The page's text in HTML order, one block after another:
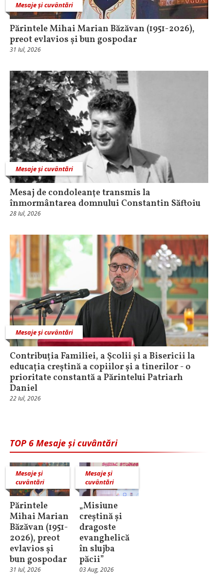
Mesaje și cuvântări
Părintele Mihai Marian Băzăvan (1951-2026),
preot evlavios și bun gospodar
31 Iul, 2026
Mesaje și cuvântări
Mesaj de condoleanţe transmis la
înmormântarea domnului Constantin Săftoiu
28 Iul, 2026
Mesaje și cuvântări
Contribuția Familiei, a Școlii și a Bisericii la
educația creștină a copiilor și a tinerilor - o
prioritate constantă a Părintelui Patriarh
Daniel
22 Iul, 2026
TOP 6 Mesaje și cuvântări
Mesaje și
cuvântări
Părintele
Mihai Marian
Băzăvan (1951-
2026), preot
evlavios și
bun gospodar
31 Iul, 2026
Mesaje și
cuvântări
„Misiune
creștină și
dragoste
evanghelică
în slujba
păcii”
03 Aug, 2026